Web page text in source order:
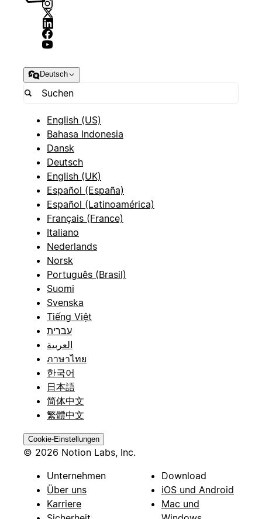
Deutsch
English (US)
Bahasa Indonesia
Dansk
Deutsch
English (UK)
Español (España)
Español (Latinoamérica)
Français (France)
Italiano
Nederlands
Norsk
Português (Brasil)
Suomi
Svenska
Tiếng Việt
עברית
العربية
ภาษาไทย
한국어
日本語
简体中文
繁體中文
Cookie-Einstellungen
© 2026 Notion Labs, Inc.
Unternehmen
Über uns
Karriere
Download
iOS und Android
Mac und